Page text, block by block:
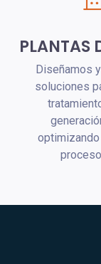
PLANTAS
Diseñamos
soluciones
optimizando